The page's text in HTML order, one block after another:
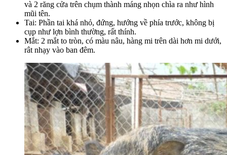
và 2 răng cửa trên chụm thành máng nhọn chìa ra như hình
mũi tên.
Tai: Phần tai khá nhỏ, đứng, hướng về phía trước, không bị
cụp như lợn bình thường, rất thính.
Mắt: 2 mắt to tròn, có màu nâu, hàng mi trên dài hơn mi dưới,
rât nhạy vào ban đêm.